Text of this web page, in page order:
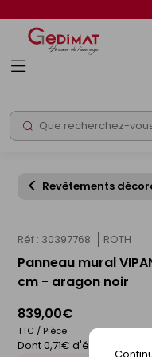
Rechercher
Revêtements
Réf : 30397768 ROTH
Panneau mural
cm - aragon noir
839,00€
TTC / Pièce
Dont 0,71€ d'éco-